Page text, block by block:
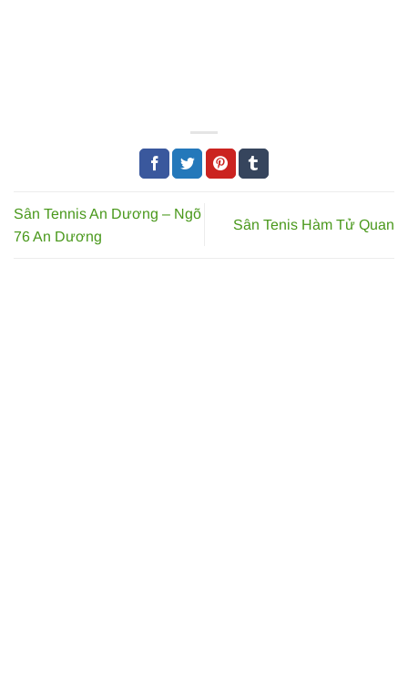
Sân Tennis An Dương – Ngõ
76 An Dương
Sân Tenis Hàm Tử Quan